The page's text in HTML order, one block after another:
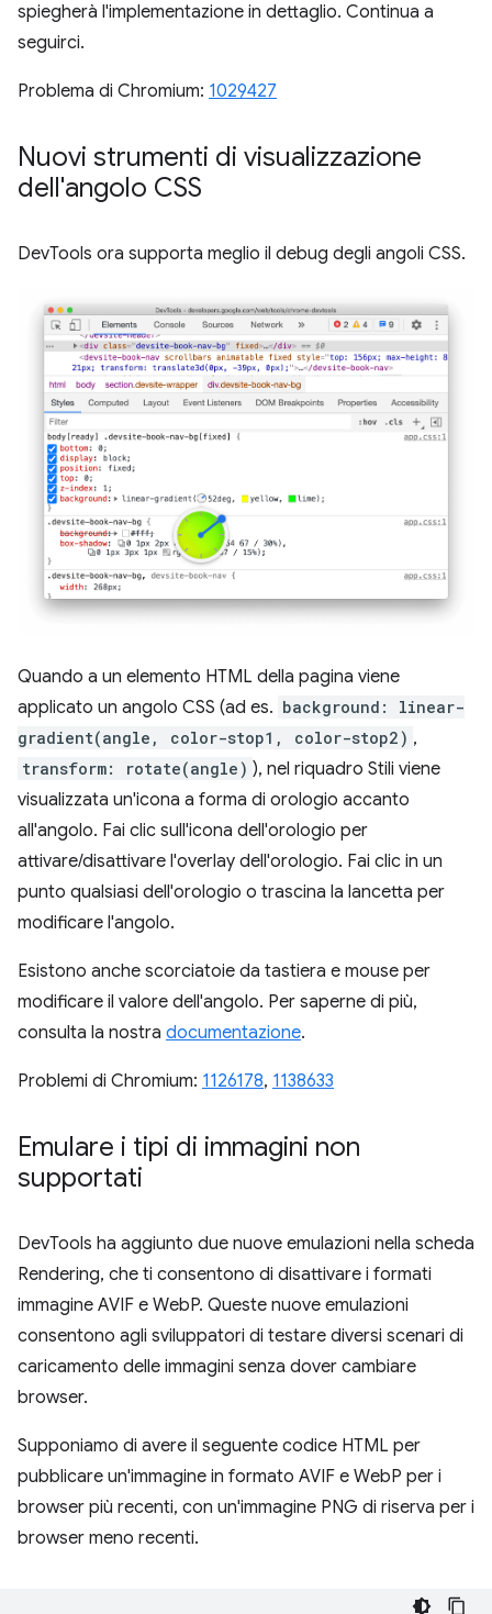
spiegherà l'implementazione in dettaglio. Continua a
seguirci.
Problema di Chromium: 1029427
Nuovi strumenti di visualizzazione
dell'angolo CSS
DevTools ora supporta meglio il debug degli angoli CSS.
Quando a un elemento HTML della pagina viene
applicato un angolo CSS (ad es. background: linear-
gradient(angle, color-stop1, color-stop2) ,
transform: rotate(angle) ), nel riquadro Stili viene
visualizzata un'icona a forma di orologio accanto
all'angolo. Fai clic sull'icona dell'orologio per
attivare/disattivare l'overlay dell'orologio. Fai clic in un
punto qualsiasi dell'orologio o trascina la lancetta per
modificare l'angolo.
Esistono anche scorciatoie da tastiera e mouse per
modificare il valore dell'angolo. Per saperne di più,
consulta la nostra documentazione.
Problemi di Chromium: 1126178, 1138633
Emulare i tipi di immagini non
supportati
DevTools ha aggiunto due nuove emulazioni nella scheda
Rendering, che ti consentono di disattivare i formati
immagine AVIF e WebP. Queste nuove emulazioni
consentono agli sviluppatori di testare diversi scenari di
caricamento delle immagini senza dover cambiare
browser.
Supponiamo di avere il seguente codice HTML per
pubblicare un'immagine in formato AVIF e WebP per i
browser più recenti, con un'immagine PNG di riserva per i
browser meno recenti.